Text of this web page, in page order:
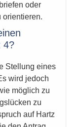
oder
orientieren.
4?
Stellung eines
wird jedoch
möglich zu
zu
auf Hartz